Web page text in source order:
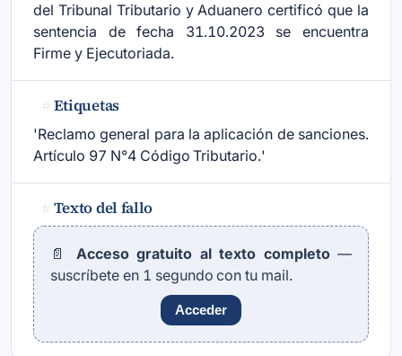
del Tribunal Tributario y Aduanero certificó que la
sentencia de fecha 31.10.2023 se encuentra
Firme y Ejecutoriada.
# Etiquetas
'Reclamo general para la aplicación de sanciones.
Artículo 97 N°4 Código Tributario.'
# Texto del fallo
📄 Acceso gratuito al texto completo—
suscríbete en 1 segundo con tu mail.
Acceder